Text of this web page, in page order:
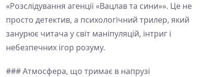
«Розслідування агенції «Вацлав та сини»». Це не
просто детектив, а психологічний трилер, який
занурює читача у світ маніпуляцій, інтриг і
небезпечних ігор розуму.
### Атмосфера, що тримає в напрузі